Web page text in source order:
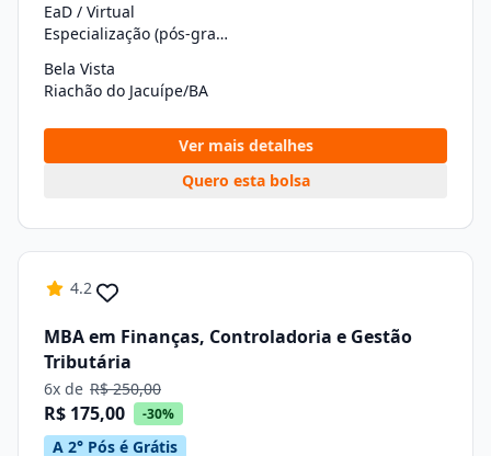
EaD / Virtual
Especialização (pós-graduação)
Bela Vista
Riachão do Jacuípe/BA
Ver mais detalhes
Quero esta bolsa
4.2
MBA em Finanças, Controladoria e Gestão
Tributária
6x de R$ 250,00
R$ 175,00 -30%
A 2° Pós é Grátis